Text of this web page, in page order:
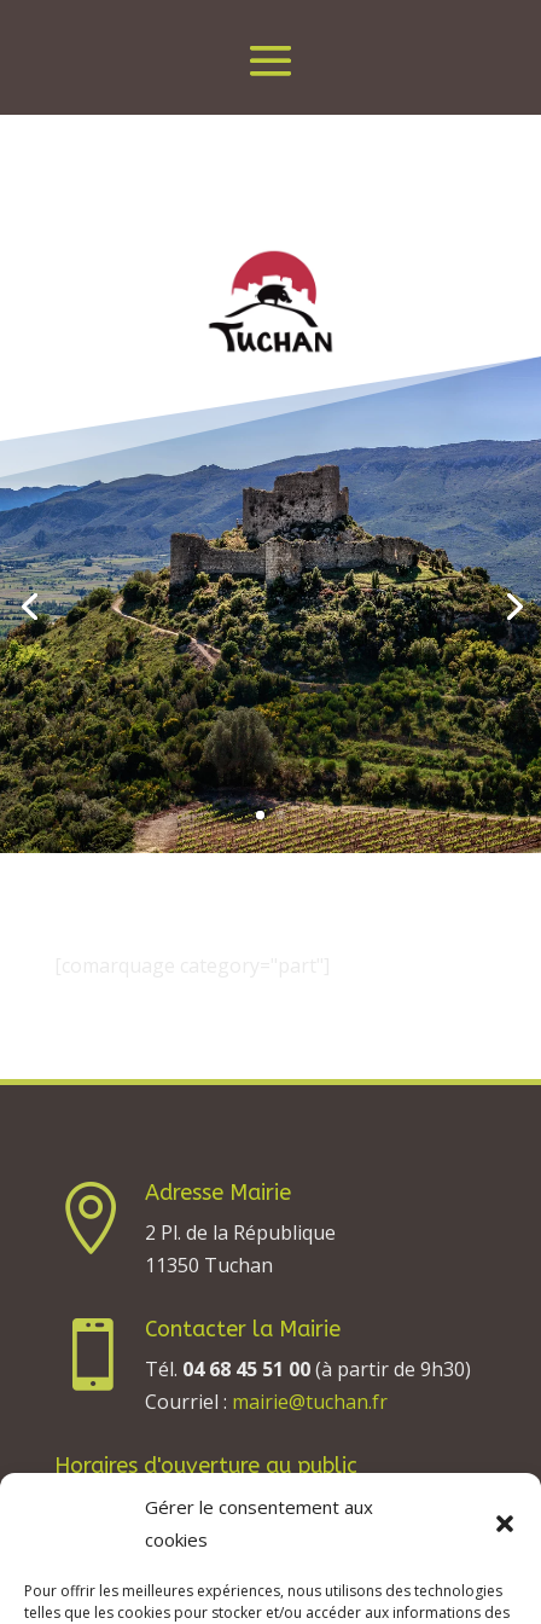
Gérer le consentement aux
cookies
Pour offrir les meilleures expériences, nous utilisons des technologies
telles que les cookies pour stocker et/ou accéder aux informations des

Adresse Mairie
2 Pl. de la République
11350 Tuchan

Contacter la Mairie
Tél. 04 68 45 51 00(à partir de 9h30)
Courriel : mairie@tuchan.fr
Horaires d'ouverture au public
Les lundis, mardis et jeudis : de 8h à 12h et de
13h30 à 17h30.
Les vendredis : de 8h à 12h.